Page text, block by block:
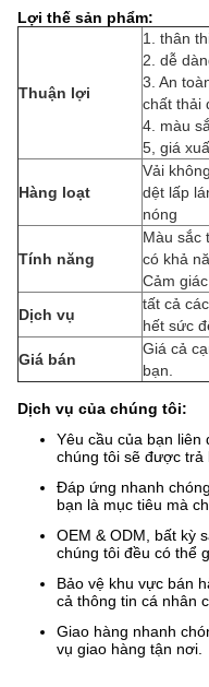
Lợi thế sản phẩm:
Thuận lợi
1. thân
2. dễ
3. An
chất thải
4. màu
5, giá
Hàng loạt
Vải
dệt lấp
nóng
Tính năng
Màu sắc
có khả
Cảm
Dịch vụ
tất cả
hết sức
Giá bán
Giá cả
bạn.
Dịch vụ của chúng tôi:
Yêu cầu của bạn liên
chúng tôi sẽ được trả
Đáp ứng nhanh
bạn là mục tiêu mà
OEM & ODM, bất kỳ
chúng tôi đều có thể
Bảo vệ khu vực bán
cả thông tin cá nhân
Giao hàng nhanh
vụ giao hàng tận nơi.